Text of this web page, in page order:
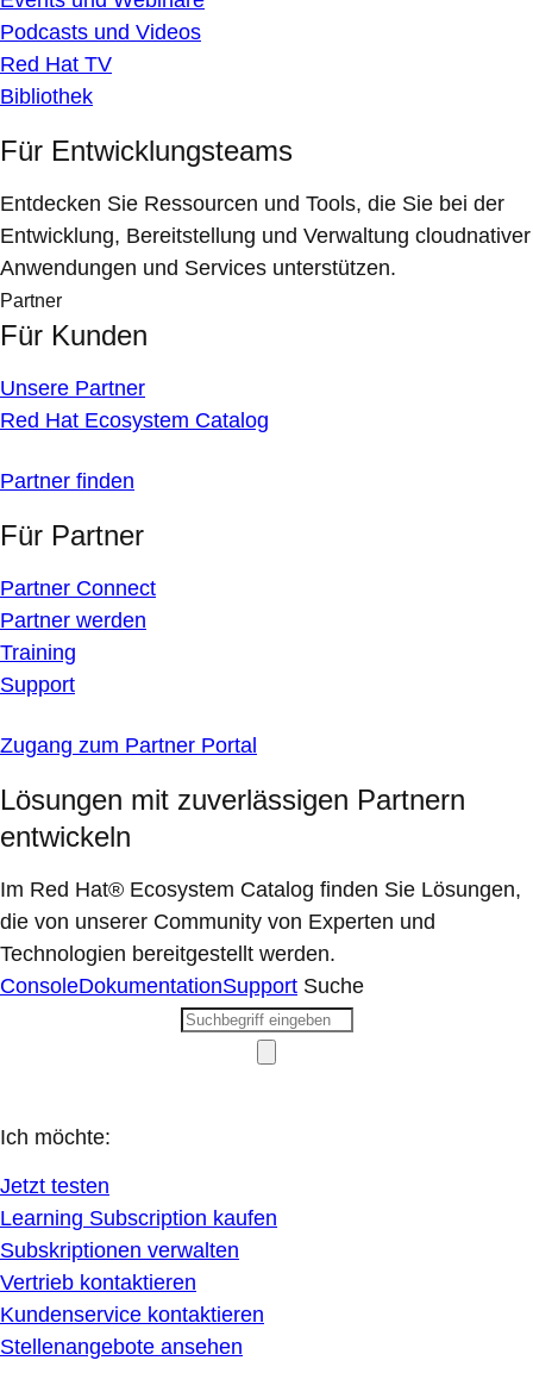
Podcasts und Videos
Red Hat TV
Bibliothek
Für Entwicklungsteams
Entdecken Sie Ressourcen und Tools, die Sie bei der
Entwicklung, Bereitstellung und Verwaltung cloudnativer
Anwendungen und Services unterstützen.
Partner
Für Kunden
Unsere Partner
Red Hat Ecosystem Catalog
Partner finden
Für Partner
Partner Connect
Partner werden
Training
Support
Zugang zum Partner Portal
Lösungen mit zuverlässigen Partnern
entwickeln
Im Red Hat® Ecosystem Catalog finden Sie Lösungen,
die von unserer Community von Experten und
Technologien bereitgestellt werden.
ConsoleDokumentationSupport Suche
Ich möchte:
Jetzt testen
Learning Subscription kaufen
Subskriptionen verwalten
Vertrieb kontaktieren
Kundenservice kontaktieren
Stellenangebote ansehen